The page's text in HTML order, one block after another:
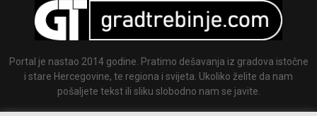
Portal je nastao 2014 godine. Pratimo dešavanja iz gradova istočne
i stare Hercegovine, te regiona i svijeta. Ukoliko želite da nam
pošaljete tekst ili sliku slobodno nam se javite.